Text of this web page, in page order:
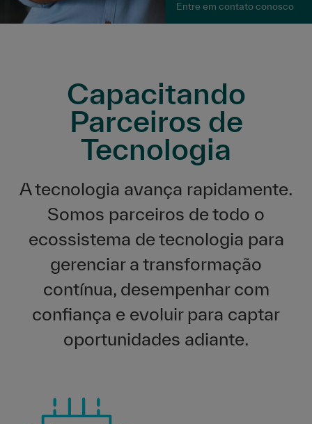
Entre em contato conosco
Capacitando
Parceiros de
Tecnologia
A tecnologia avança rapidamente.
Somos parceiros de todo o
ecossistema de tecnologia para
gerenciar a transformação
contínua, desempenhar com
confiança e evoluir para captar
oportunidades adiante.